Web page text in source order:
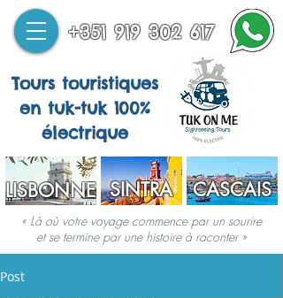
Tours touristiques
en tuk-tuk 100%
électrique
LISBONNE SINTRA CASCAIS
« Là où votre voyage commence par un sourire
et se termine par une histoire à raconter »
+351 919 302 617
Post